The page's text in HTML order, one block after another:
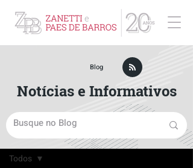
Post
Todos
Blog
Notícias e Informativos